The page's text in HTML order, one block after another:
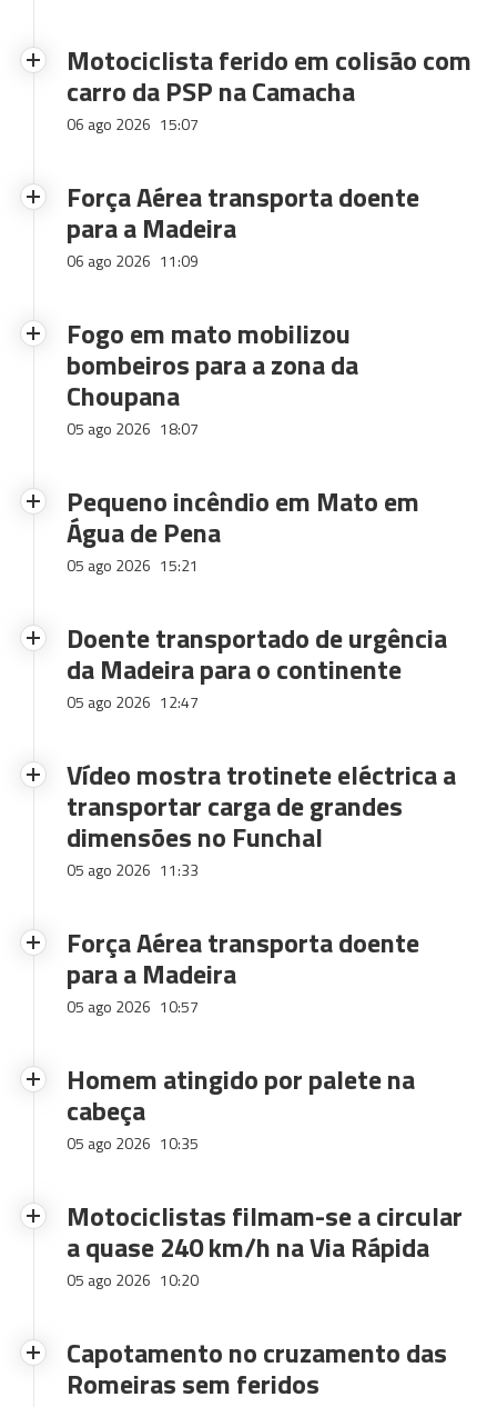
Motociclista ferido em colisão com
carro da PSP na Camacha
06 ago 2026 15:07
Força Aérea transporta doente
para a Madeira
06 ago 2026 11:09
Fogo em mato mobilizou
bombeiros para a zona da
Choupana
05 ago 2026 18:07
Pequeno incêndio em Mato em
Água de Pena
05 ago 2026 15:21
Doente transportado de urgência
da Madeira para o continente
05 ago 2026 12:47
Vídeo mostra trotinete eléctrica a
transportar carga de grandes
dimensões no Funchal
05 ago 2026 11:33
Força Aérea transporta doente
para a Madeira
05 ago 2026 10:57
Homem atingido por palete na
cabeça
05 ago 2026 10:35
Motociclistas filmam-se a circular
a quase 240 km/h na Via Rápida
05 ago 2026 10:20
Capotamento no cruzamento das
Romeiras sem feridos